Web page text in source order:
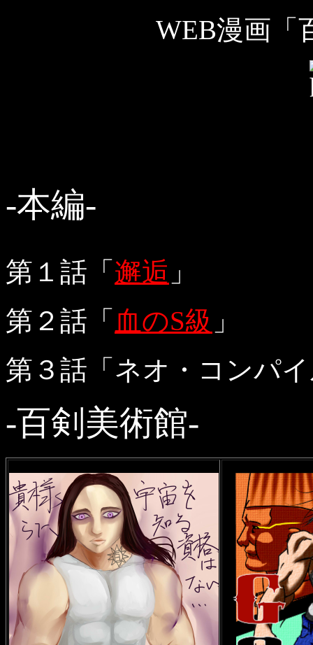
WEB漫画「
-本編-
第１話「 邂逅 」
第２話「 血のS級 」
第３話「ネオ・コンパ
-百剣美術館-